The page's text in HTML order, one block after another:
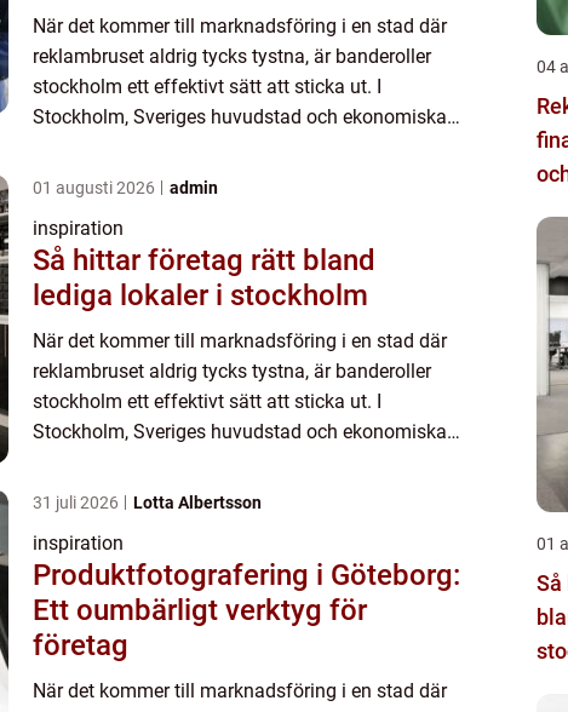
När det kommer till marknadsföring i en stad där
reklambruset aldrig tycks tystna, är banderoller
stockholm ett effektivt sätt att sticka ut. I
Stockholm, Sveriges huvudstad och ekonomiska
01 augusti 2026 admin
inspiration
Så hittar företag rätt bland
lediga lokaler i stockholm
När det kommer till marknadsföring i en stad där
reklambruset aldrig tycks tystna, är banderoller
stockholm ett effektivt sätt att sticka ut. I
Stockholm, Sveriges huvudstad och ekonomiska
31 juli 2026 Lotta Albertsson
inspiration
Produktfotografering i Göteborg:
Ett oumbärligt verktyg för
företag
När det kommer till marknadsföring i en stad där
04
01